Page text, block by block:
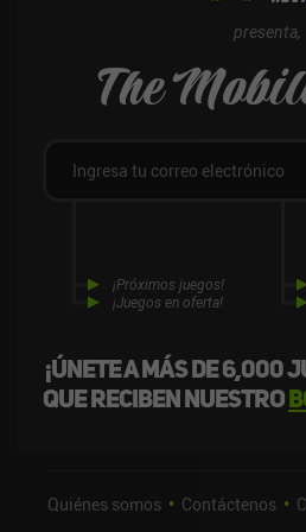
desafiante. Es un juego pulido con
presenta,
The
¡Únete a más de
que reciben nuestro
¡Próximos juegos!
¡Juegos en oferta!
Quiénes somos Contáctenos